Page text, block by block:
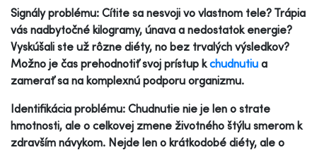
Signály problému: Cítite sa nesvoji vo vlastnom tele? Trápia
vás nadbytočné kilogramy, únava a nedostatok energie?
Vyskúšali ste už rôzne diéty, no bez trvalých výsledkov?
Možno je čas prehodnotiť svoj prístup kchudnutiu a
zamerať sa na komplexnú podporu organizmu.
Identifikácia problému: Chudnutie nie je len o strate
hmotnosti, ale o celkovej zmene životného štýlu smerom k
zdravším návykom. Nejde len o krátkodobé diéty, ale o